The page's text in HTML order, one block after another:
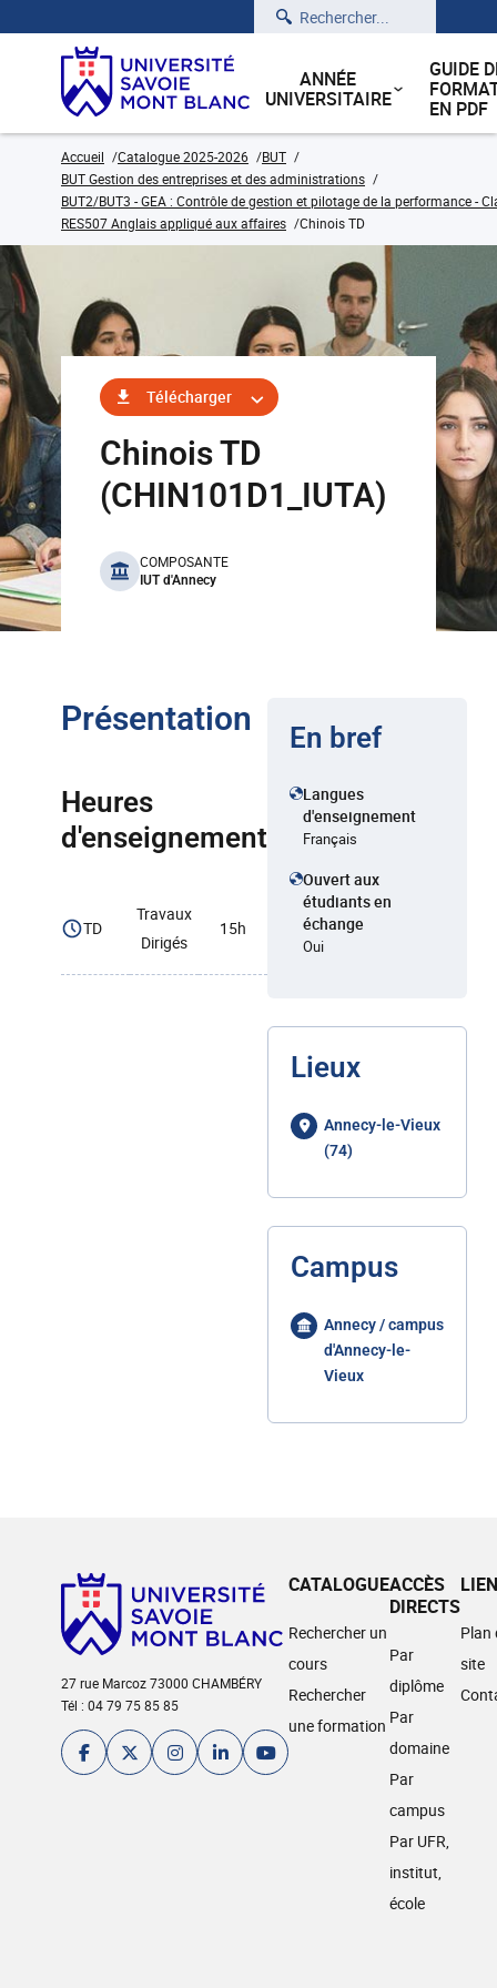
Rechercher
ANNÉE
UNIVERSITAIRE
GUIDE
EN PDF
Accueil Catalogue 2025-2026
BUT
BUT Gestion des entreprises et des administrations
BUT2/BUT3 - GEA : Contrôle de gestion et pilotage de la performance -
RES507 Anglais appliqué aux affaires
Chinois TD
Télécharger
Chinois TD
(CHIN101D1_IUTA)
benefits
COMPOSANTE
IUT d'Annecy
Présentation
Heures
d'enseignement
TD
Travaux
Dirigés
15h
En bref
Langues
d'enseignement
Français
Ouvert aux
étudiants en
échange
Oui
Lieux
Annecy-le-Vieux
(74)
Campus
Annecy / campus
d'Annecy-le-
Vieux
27 rue Marcoz 73000 CHAMBÉRY
Tél : 04 79 75 85 85
CATALOGUE
Rechercher un
cours
Rechercher
une formation
ACCÈS
DIRECTS
Par
diplôme
Par
domaine
Par
campus
Par UFR,
institut,
école
Plan
site